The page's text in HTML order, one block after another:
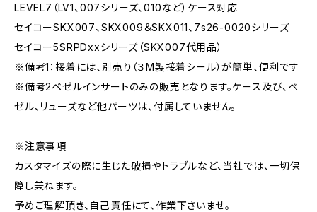
LEVEL7（LV1、007シリーズ、010など）ケース対応
セイコーSKX007、SKX009＆SKX011、7s26-0020シリーズ
セイコー5SRPDxxシリーズ（SKX007代用品）
※備考1：接着には、別売り（３M製接着シール）が簡単、便利です
※備考2ベゼルインサートのみの販売となります。ケース及び、ベ
ゼル、リューズなど他パーツは、付属していません。
※注意事項
カスタマイズの際に生じた破損やトラブルなど、当社では、一切保
障し兼ねます。
予めご理解頂き、自己責任にて、作業下さいませ。